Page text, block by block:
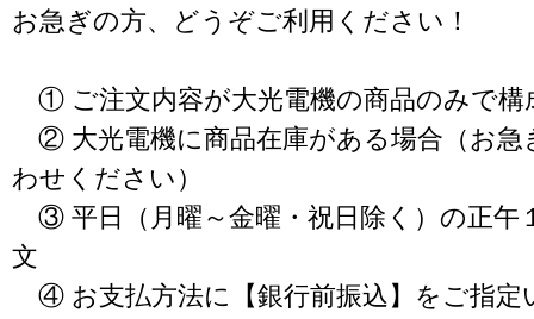
お急ぎの方、どうぞご利用ください！
① ご注文内容が大光電機の商品のみで構
② 大光電機に商品在庫がある場合（お急
わせください）
③ 平日（月曜～金曜・祝日除く）の正午
文
④ お支払方法に【銀行前振込】をご指定